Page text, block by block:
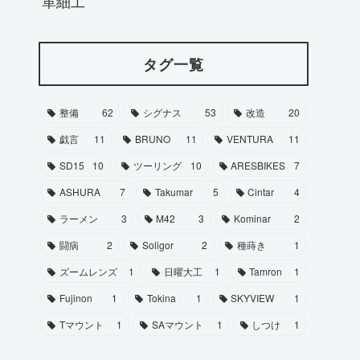
タグ一覧
整備 62 シグナス 53 改造
20
戯言
11 BRUNO 11 VENTURA
11
SD15
10 ツーリング 10 ARESBIKES
7
ASHURA
7 Takumar 5 Cintar
4
ラーメン
3 M42 3 Kominar
2
闘病
2 Soligor 2 種蒔き
1
ズームレンズ
1 日曜大工 1 Tamron
1
Fujinon
1 Tokina 1 SKYVIEW
1
Tマウント
1 SAマウント 1 しつけ 1